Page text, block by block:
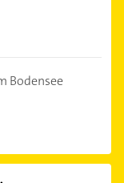
Bodensee